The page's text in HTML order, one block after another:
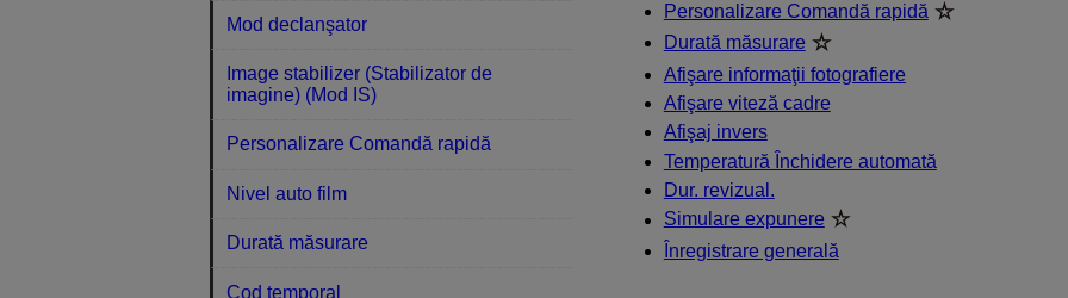
Personalizare Comandă rapidă
Durată măsurare
Afişare informaţii fotografiere
Afişare viteză cadre
Afişaj invers
Temperatură Închidere automată
Dur. revizual.
Simulare expunere
Înregistrare generală
Mod declanşator
Image stabilizer (Stabilizator de
imagine) (Mod IS)
Personalizare Comandă rapidă
Nivel auto film
Durată măsurare
Cod temporal